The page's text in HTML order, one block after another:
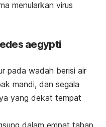
menularkan virus
aegypti
pada wadah berisi air
mandi, dan segala
yang dekat tempat